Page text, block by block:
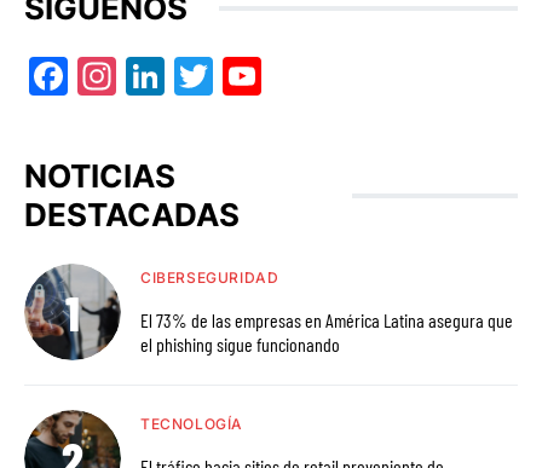
Facebook
Instagram
LinkedIn
Twitter
NOTICIAS
DESTACADAS
CIBERSEGURIDAD
El 73% de las empresas en América Latina asegura que
el phishing sigue funcionando
TECNOLOGÍA